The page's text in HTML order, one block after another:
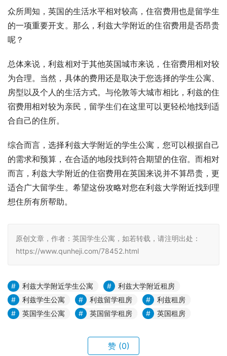
众所周知，英国的生活水平相对较高，住宿费用也是留学生
的一项重要开支。那么，利兹大学附近的住宿费用是否昂贵
呢？
总体来说，利兹相对于其他英国城市来说，住宿费用相对较
为合理。当然，具体的费用还是取决于您选择的学生公寓、
房型以及个人的生活方式。与伦敦等大城市相比，利兹的住
宿费用相对较为亲民，留学生们在这里可以更轻松地找到适
合自己的住所。
综合而言，选择利兹大学附近的学生公寓，您可以根据自己
的需求和预算，在合适的地段找到符合期望的住宿。而相对
而言，利兹大学附近的住宿费用在英国来说并不算昂贵，更
适合广大留学生。希望这份攻略对您在利兹大学附近找到理
想住所有所帮助。
原创文章，作者：英国学生公寓，如若转载，请注明出处：
https://www.qunheji.com/78452.html
利兹大学附近学生公寓
利兹大学附近租房
利兹学生公寓
利兹留学租房
利兹租房
英国学生公寓
英国留学租房 英国租房
赞 (0)